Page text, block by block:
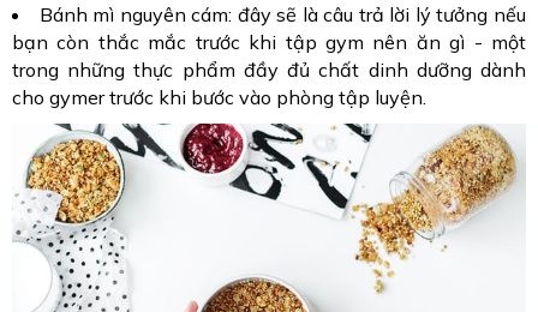
Bánh mì nguyên cám: đây sẽ là câu trả lời lý tưởng nếu
bạn còn thắc mắc trước khi tập gym nên ăn gì - một
trong những thực phẩm đầy đủ chất dinh dưỡng dành
cho gymer trước khi bước vào phòng tập luyện.